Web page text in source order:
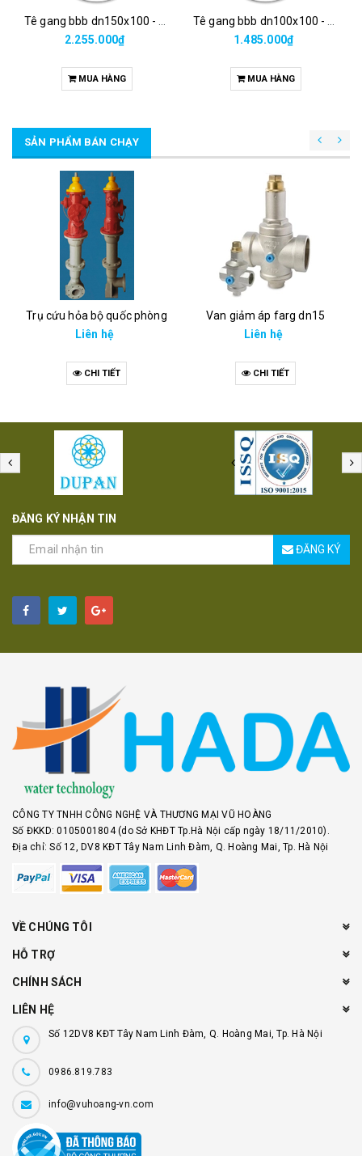
2.255.000₫
MUA HÀNG
1.485.000₫
MUA HÀNG
SẢN PHẨM BÁN CHẠY
Trụ cứu hỏa bộ quốc phòng
Liên hệ
CHI TIẾT
Van giảm áp farg dn15
Liên hệ
CHI TIẾT
ĐĂNG KÝ NHẬN TIN
ĐĂNG KÝ
CÔNG TY TNHH CÔNG NGHỆ VÀ THƯƠNG MẠI VŨ HOÀNG
Số ĐKKD: 0105001804 (do Sở KHĐT Tp.Hà Nội cấp ngày 18/11/2010).
Địa chỉ: Số 12, DV8 KĐT Tây Nam Linh Đàm, Q. Hoàng Mai, Tp. Hà Nội
VỀ CHÚNG TÔI
HỖ TRỢ
CHÍNH SÁCH
LIÊN HỆ
Số 12DV8 KĐT Tây Nam Linh Đàm, Q. Hoàng Mai, Tp. Hà Nội
0986.819.783
info@vuhoang-vn.com